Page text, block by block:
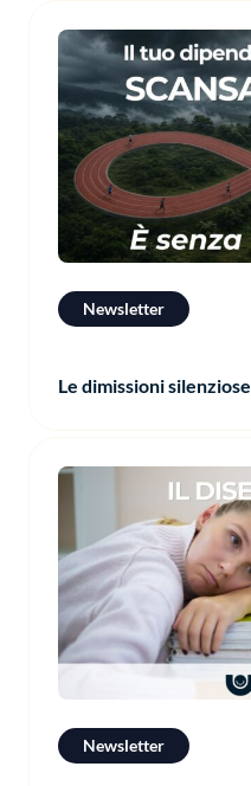
Newsletter
Le dimissioni silenziose
Newsletter